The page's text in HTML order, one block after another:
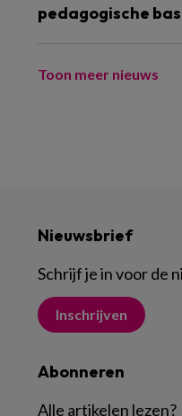
pedagogische
Toon meer nieuws
Nieuwsbrief
Schrijf je in voor de
Inschrijven
Abonneren
Alle artikelen lezen?